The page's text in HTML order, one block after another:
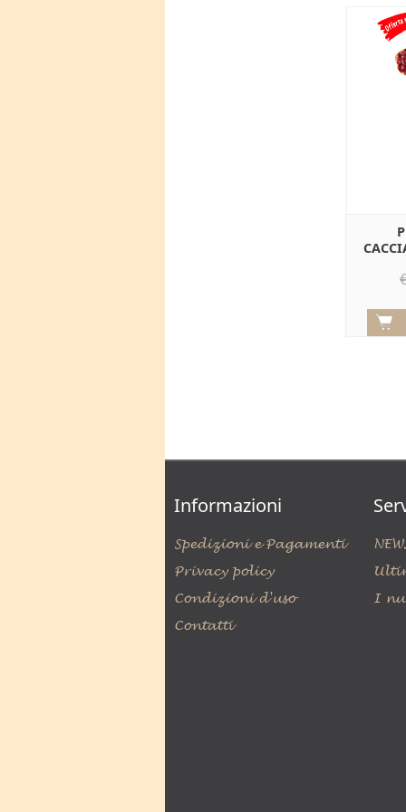
Informazioni
Spedizioni e Pagamenti
Privacy policy
Condizioni d'uso
Contatti
I